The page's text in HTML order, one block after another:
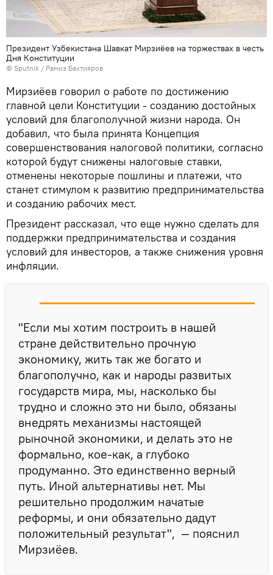
Президент Узбекистана Шавкат Мирзиёев на торжествах в честь
Дня Конституции
© Sputnik / Рамиз Бахтияров
Мирзиёев говорил о работе по достижению
главной цели Конституции - созданию достойных
условий для благополучной жизни народа. Он
добавил, что была принята Концепция
совершенствования налоговой политики, согласно
которой будут снижены налоговые ставки,
отменены некоторые пошлины и платежи, что
станет стимулом к развитию предпринимательства
и созданию рабочих мест.
Президент рассказал, что еще нужно сделать для
поддержки предпринимательства и создания
условий для инвесторов, а также снижения уровня
инфляции.
"Если мы хотим построить в нашей
стране действительно прочную
экономику, жить так же богато и
благополучно, как и народы развитых
государств мира, мы, насколько бы
трудно и сложно это ни было, обязаны
внедрять механизмы настоящей
рыночной экономики, и делать это не
формально, кое-как, а глубоко
продуманно. Это единственно верный
путь. Иной альтернативы нет. Мы
решительно продолжим начатые
реформы, и они обязательно дадут
положительный результат", — пояснил
Мирзиёев.